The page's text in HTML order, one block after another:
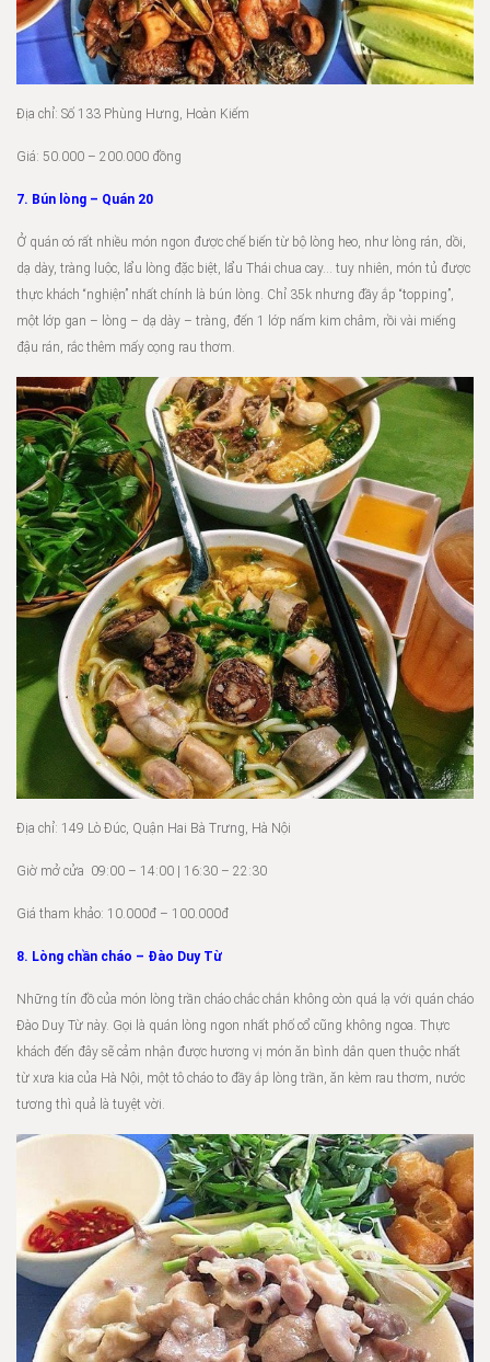
Địa chỉ: Số 133 Phùng Hưng, Hoàn Kiếm
Giá: 50.000 – 200.000 đồng
7. Bún lòng – Quán 20
Ở quán có rất nhiều món ngon được chế biến từ bộ lòng heo, như lòng rán, dồi,
dạ dày, tràng luộc, lẩu lòng đặc biệt, lẩu Thái chua cay… tuy nhiên, món tủ được
thực khách “nghiện” nhất chính là bún lòng. Chỉ 35k nhưng đầy ắp “topping”,
một lớp gan – lòng – dạ dày – tràng, đến 1 lớp nấm kim châm, rồi vài miếng
đậu rán, rắc thêm mấy cọng rau thơm.
Địa chỉ: 149 Lò Đúc, Quận Hai Bà Trưng, Hà Nội
Giờ mở cửa 09:00 – 14:00 | 16:30 – 22:30
Giá tham khảo: 10.000đ – 100.000đ
8. Lòng chần cháo – Đào Duy Từ
Những tín đồ của món lòng trần cháo chắc chắn không còn quá lạ với quán cháo
Đào Duy Từ này. Gọi là quán lòng ngon nhất phố cổ cũng không ngoa. Thực
khách đến đây sẽ cảm nhận được hương vị món ăn bình dân quen thuộc nhất
từ xưa kia của Hà Nội, một tô cháo to đầy ắp lòng trần, ăn kèm rau thơm, nước
tương thì quả là tuyệt vời.